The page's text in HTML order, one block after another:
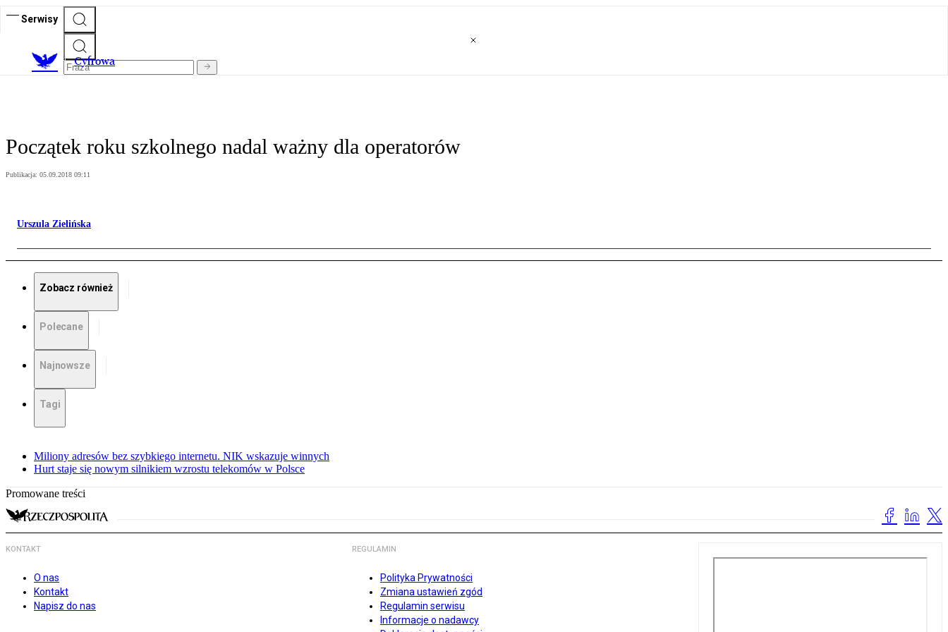
Serwisy
Cyfrowa
Początek roku szkolnego nadal ważny dla operatorów
Publikacja: 05.09.2018 09:11
Urszula Zielińska
Zobacz również
Polecane
Najnowsze
Tagi
Miliony adresów bez szybkiego internetu. NIK wskazuje winnych
Hurt staje się nowym silnikiem wzrostu telekomów w Polsce
Promowane treści
KONTAKT
O nas
Kontakt
Napisz do nas
REGULAMIN
Polityka Prywatności
Zmiana ustawień zgód
Regulamin serwisu
Informacje o nadawcy